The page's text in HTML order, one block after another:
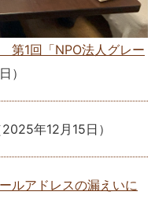
第1回「NPO法人グレー
）
2025年12月15日 ）
ルアドレスの漏えいに